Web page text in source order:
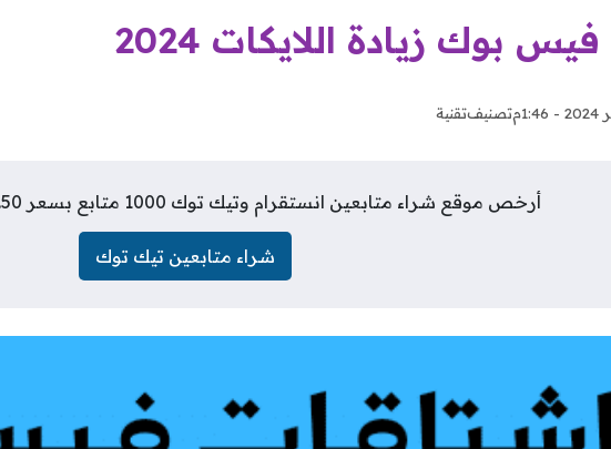
بوك زيادة اللايكات 2024
تصنيفتقنية
أرخص موقع شراء متابعين انستقرام وتيك توك 1000 متابع بسعر 0.50$، موقع فلورز شيب
شراء متابعين تيك توك